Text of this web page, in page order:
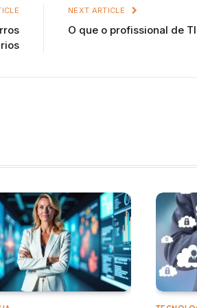
NEXT ARTICLE
O que o profissional de